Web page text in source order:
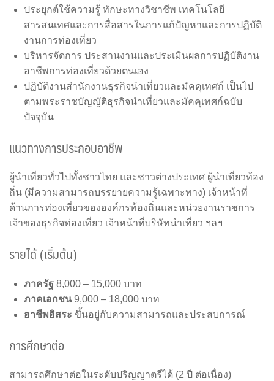
ประยุกต์ใช้ความรู้ ทักษะทางวิชาชีพ เทคโนโลยี
สารสนเทศและการสื่อสารในการแก้ปัญหาและการปฏิบัติ
งานการท่องเที่ยว
บริหารจัดการ ประสานงานและประเมินผลการปฏิบัติงาน
อาชีพการท่องเที่ยวด้วยตนเอง
ปฏิบัติงานสำนักงานธุรกิจนำเที่ยวและมัคคุเทศก์ เป็นไป
ตามพระราชบัญญัติธุรกิจนำเที่ยวและมัคคุเทศก์ฉบับ
ปัจจุบัน
แนวทางการประกอบอาชีพ
ผู้นำเที่ยวทั่วไปทั้งชาวไทย และชาวต่างประเทศ ผู้นำเที่ยวท้อง
ถิ่น (มีความสามารถบรรยายความรู้เฉพาะทาง) เจ้าหน้าที่
ด้านการท่องเที่ยวขององค์กรท้องถิ่นและหน่วยงานราชการ
เจ้าของธุรกิจท่องเที่ยว เจ้าหน้าที่บริษัทนำเที่ยว ฯลฯ
รายได้ (เริ่มต้น)
ภาครัฐ 8,000 – 15,000 บาท
ภาคเอกชน9,000 – 18,000 บาท
อาชีพอิสระ ขึ้นอยู่กับความสามารถและประสบการณ์
การศึกษาต่อ
สามารถศึกษาต่อในระดับปริญญาตรีได้ (2 ปี ต่อเนื่อง)